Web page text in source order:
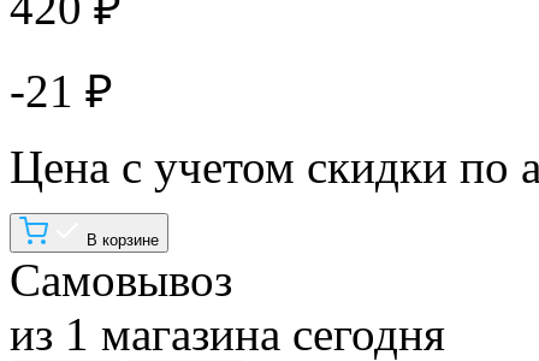
-21 ₽
Цена с учетом скидки по
В корзине
Самовывоз
из 1 магазина сегодня